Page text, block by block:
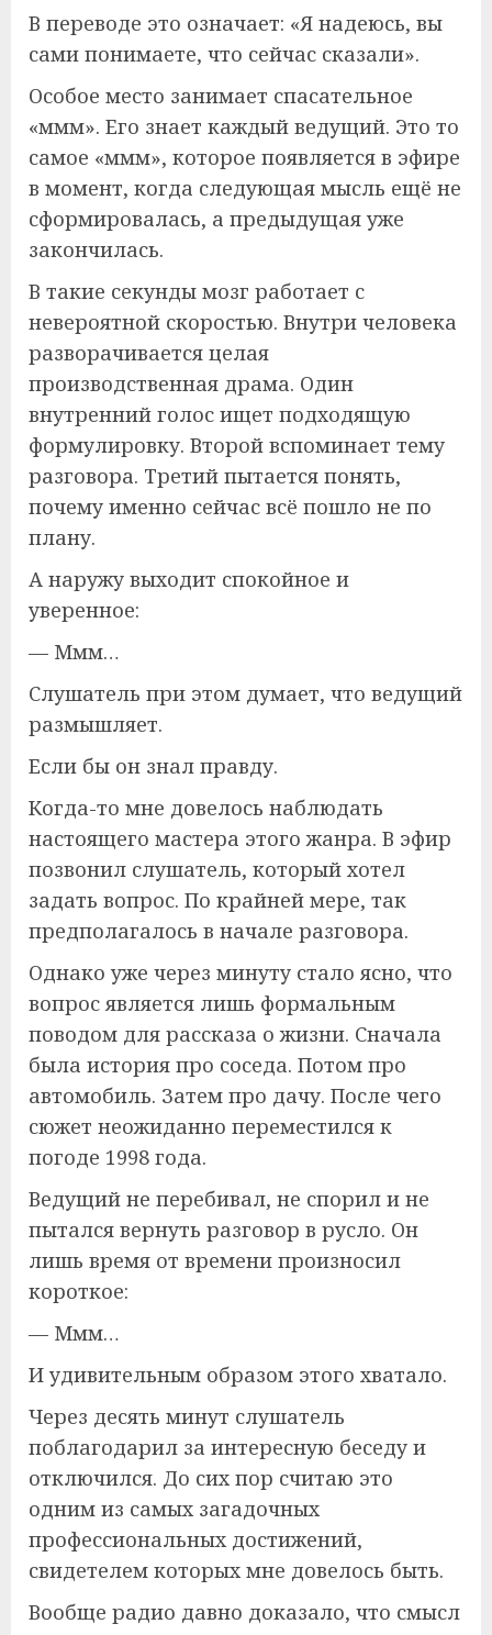
В переводе это означает: «Я надеюсь, вы
сами понимаете, что сейчас сказали».
Особое место занимает спасательное
«ммм». Его знает каждый ведущий. Это то
самое «ммм», которое появляется в эфире
в момент, когда следующая мысль ещё не
сформировалась, а предыдущая уже
закончилась.
В такие секунды мозг работает с
невероятной скоростью. Внутри человека
разворачивается целая
производственная драма. Один
внутренний голос ищет подходящую
формулировку. Второй вспоминает тему
разговора. Третий пытается понять,
почему именно сейчас всё пошло не по
плану.
А наружу выходит спокойное и
уверенное:
— Ммм…
Слушатель при этом думает, что ведущий
размышляет.
Если бы он знал правду.
Когда-то мне довелось наблюдать
настоящего мастера этого жанра. В эфир
позвонил слушатель, который хотел
задать вопрос. По крайней мере, так
предполагалось в начале разговора.
Однако уже через минуту стало ясно, что
вопрос является лишь формальным
поводом для рассказа о жизни. Сначала
была история про соседа. Потом про
автомобиль. Затем про дачу. После чего
сюжет неожиданно переместился к
погоде 1998 года.
Ведущий не перебивал, не спорил и не
пытался вернуть разговор в русло. Он
лишь время от времени произносил
короткое:
— Ммм…
И удивительным образом этого хватало.
Через десять минут слушатель
поблагодарил за интересную беседу и
отключился. До сих пор считаю это
одним из самых загадочных
профессиональных достижений,
свидетелем которых мне довелось быть.
Вообще радио давно доказало, что смысл